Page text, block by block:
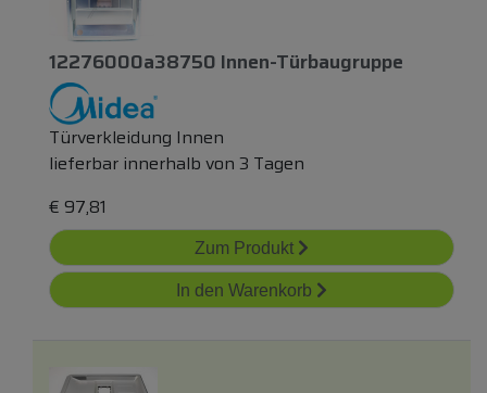
12276000a38750 Innen-Türbaugruppe
Türverkleidung Innen
lieferbar innerhalb von 3 Tagen
€ 97,81
Zum Produkt
In den Warenkorb